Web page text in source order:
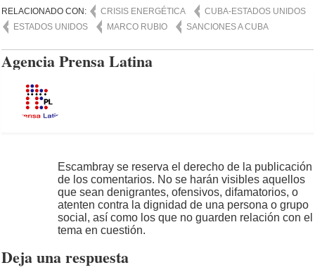
RELACIONADO CON: CRISIS ENERGÉTICA
CUBA-ESTADOS UNIDOS
ESTADOS UNIDOS
MARCO RUBIO SANCIONES A CUBA
Agencia Prensa Latina
Escambray se reserva el derecho de la publicación
de los comentarios. No se harán visibles aquellos
que sean denigrantes, ofensivos, difamatorios, o
atenten contra la dignidad de una persona o grupo
social, así como los que no guarden relación con el
tema en cuestión.
Deja una respuesta